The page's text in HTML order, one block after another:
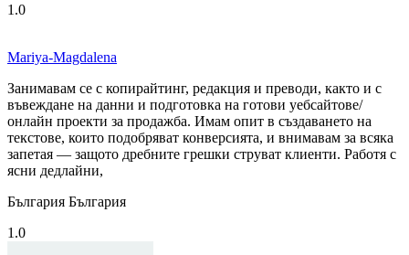
1.0
Mariya-Magdalena
Занимавам се с копирайтинг, редакция и преводи, както и с
въвеждане на данни и подготовка на готови уебсайтове/
онлайн проекти за продажба. Имам опит в създаването на
текстове, които подобряват конверсията, и внимавам за всяка
запетая — защото дребните грешки струват клиенти. Работя с
ясни дедлайни,
България България
1.0